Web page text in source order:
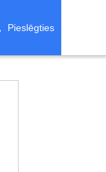
Pieslēgties